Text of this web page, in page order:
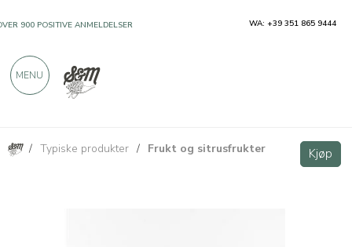
/ Typiske produkter / Frukt og sitrusfrukter Kjøp
Ristet mandler 250g Kjøp
900 POSITIVE ANMELDELSER WA: +39 351 865 9444
MENU